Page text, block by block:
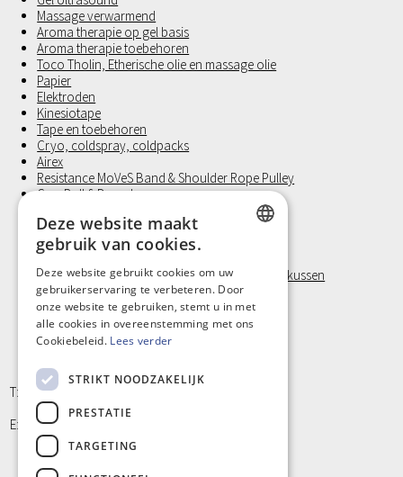
Massage verwarmend
Aroma therapie op gel basis
Aroma therapie toebehoren
Toco Tholin, Etherische olie en massage olie
Papier
Elektroden
Kinesiotape
Tape en toebehoren
Cryo, coldspray, coldpacks
Airex
Resistance MoVeS Band & Shoulder Rope Pulley
Gym Ball § Dynadome
Medicine Ball
Revalidatie
FixatieBand met velcro
Visco Positioneringstukken, Orthopedisch nekkussen
Laufwunder
Handschoen, Latex vrij
Klein materiaal en Hygiëne
T: +32 9/373 77 65
E: info@kinergy.be
FRENCH
Deze website maakt
gebruik van cookies.
Deze website gebruikt cookies om uw
gebruikerservaring te verbeteren. Door
onze website te gebruiken, stemt u in met
alle cookies in overeenstemming met ons
Cookiebeleid. Lees verder
STRIKT NOODZAKELIJK
PRESTATIE
TARGETING